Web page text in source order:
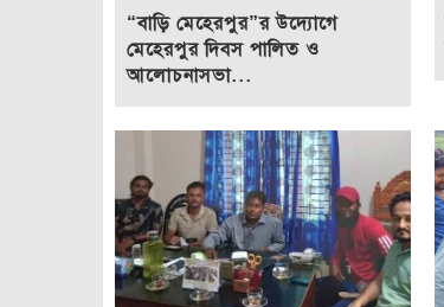
“বাড়ি মেহেরপুর”র উদ্যোগে
মেহেরপুর দিবস পালিত ও
আলোচনাসভা...